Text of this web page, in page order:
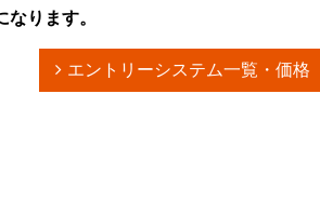
ります。
エントリーシステム一覧・価格